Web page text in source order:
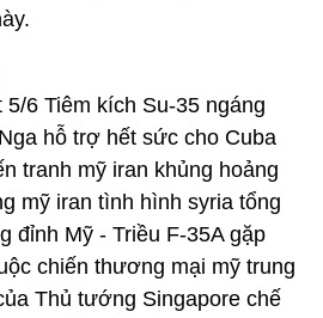
5/6 Tiêm kích Su-35 ngáng
hỗ trợ hết sức cho Cuba
tranh mỹ iran khủng hoảng
mỹ iran tình hình syria tổng
đỉnh Mỹ - Triều F-35A gặp
chiến thương mại mỹ trung
Thủ tướng Singapore chế